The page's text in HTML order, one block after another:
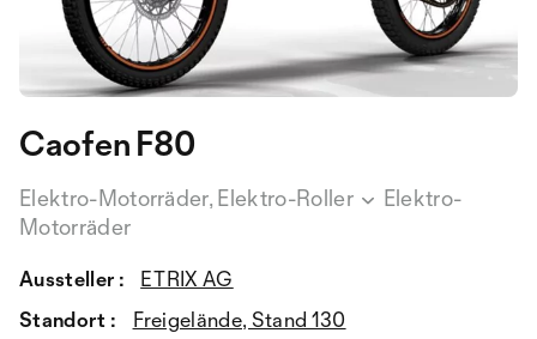
Caofen F80
Elektro-Motorräder, Elektro-Roller
Elektro-
Motorräder
Aussteller :
ETRIX AG
Standort :
Freigelände, Stand 130